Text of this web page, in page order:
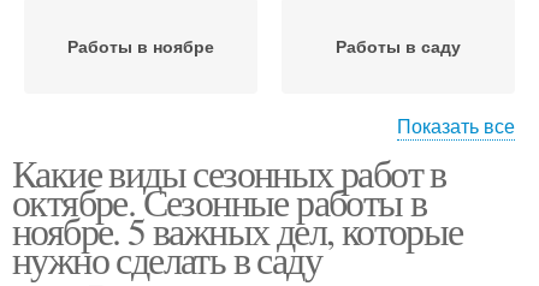
Работы в ноябре Работы в саду
Работы на огороде Садовые работы
Показать все
Какие виды сезонных работ в
октябре. Сезонные работы в
ноябре. 5 важных дел, которые
нужно сделать в саду